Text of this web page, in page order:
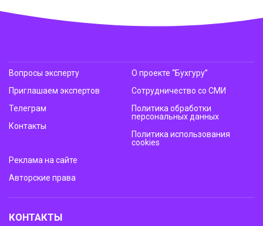
Вопросы эксперту
Приглашаем экспертов
Телеграм
Контакты
О проекте “Бухгуру”
Сотрудничество со СМИ
Политика обработки
персональных данных
Политика использования
cookies
Реклама на сайте
Авторские права
КОНТАКТЫ